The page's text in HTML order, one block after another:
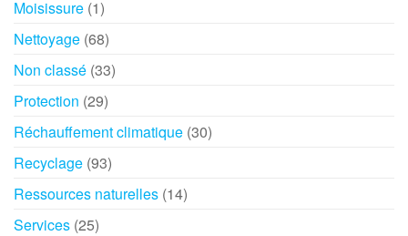
Moisissure (1)
Nettoyage (68)
Non classé (33)
Protection (29)
Réchauffement climatique (30)
Recyclage (93)
Ressources naturelles (14)
Services (25)